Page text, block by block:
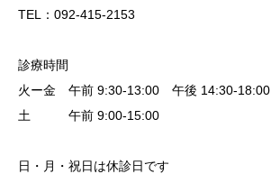
TEL：092-415-2153
診療時間
火ー金 午前 9:30-13:00 午後 14:30-18:00
土 午前 9:00-15:00
日・月・祝日は休診日です